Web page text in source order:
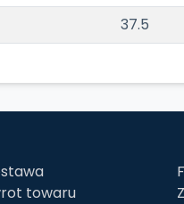
37.5
towaru